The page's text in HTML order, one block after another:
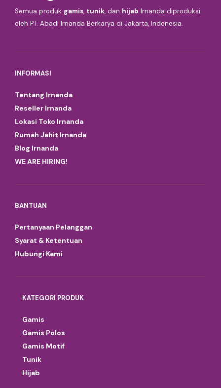
Semua produk gamis, tunik, dan hijab Irnanda diproduksi
oleh PT. Abadi Irnanda Berkarya di Jakarta, Indonesia.
INFORMASI
Tentang Irnanda
Reseller Irnanda
Lokasi Toko Irnanda
Rumah Jahit Irnanda
Blog Irnanda
WE ARE HIRING!
BANTUAN
Pertanyaan Pelanggan
Syarat & Ketentuan
Hubungi Kami
KATEGORI PRODUK
Gamis
Gamis Polos
Gamis Motif
Tunik
Hijab